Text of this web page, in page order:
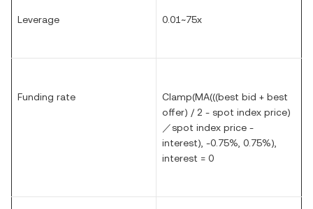
Leverage 0.01~75x
Funding rate
Clamp(MA(((best bid + best
offer) / 2 - spot index price)
／spot index price -
interest), -0.75%, 0.75%),
interest = 0